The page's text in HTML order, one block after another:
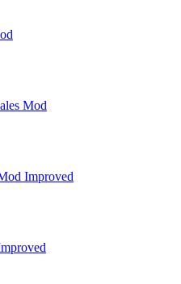
Mod
Improved